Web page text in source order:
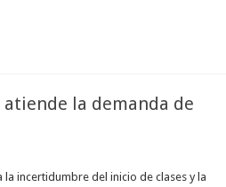
la demanda de
la incertidumbre del inicio de clases y la